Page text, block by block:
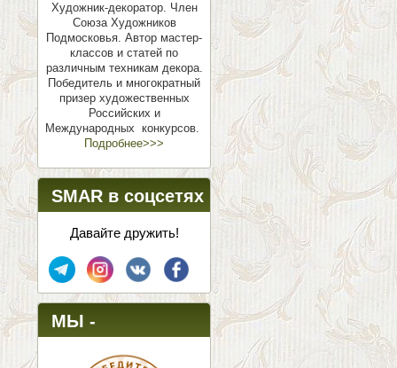
Художник-декоратор. Член
Союза Художников
Подмосковья. Автор мастер-
классов и статей по
различным техникам декора.
Победитель и многократный
призер художественных
Российских и
Международных конкурсов.
Подробнее>>>
SMAR в соцсетях
Давайте дружить!
МЫ -
ПОБЕДИТЕЛИ!